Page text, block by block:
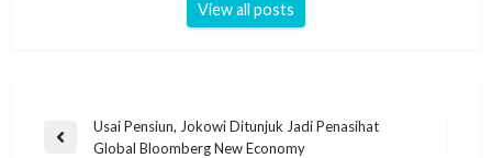
View all posts
Usai Pensiun, Jokowi Ditunjuk Jadi Penasihat
Global Bloomberg New Economy